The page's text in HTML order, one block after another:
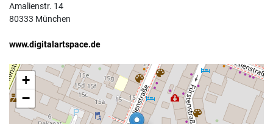
Amalienstr. 14
80333 München
www.digitalartspace.de
+
−